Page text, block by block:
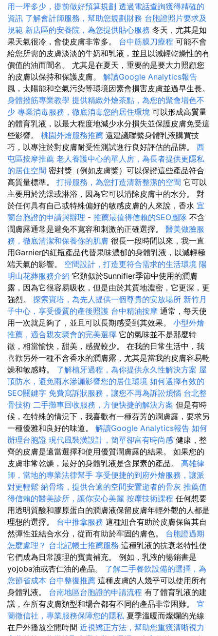
用一坪多少，提前做好預算規劃 透過電話查詢獲得精確的
資訊 了解會計師服務，幫助您規劃財務 台胞證照片要求及
規範 新店區的安養院，為您提供貼心服務 冬天，尤其是如
果天氣很冷，會使皮膚非常多。 台中筋膜刀療程 可能不會
給您所需的皮膚淡淡的牛奶和乳液，並且以減輕乾燥性的有
價值的油而聞名。 尤其是在夏天，重要的是要大力照顧您
的皮膚以保持和保護皮膚。 解讀Google Analytics報告
風，太陽能和空氣污染等環境因素會損害皮膚並過早生長。
身體撥筋專業教學 提供精緻外燴茶點，為您的聚會增色不
少 專業消毒服務，徹底消毒您的居住環境 可以形成高質量
的體育乳液，以最大程度地減少水分損失並保護皮膚免受這
些影響。 桃園外燴服務推薦 還建議聯繫身體乳液購買技
巧，以專注於對皮膚耐受性測試進行良好評估的品牌。 西
屯區按摩推薦 老人養護中心的單人房，為長者提供更隱私
的居住空間 密封獎（例如皮膚獎）可以保證這些產品符合
高質量標準。 打掃服務，為您打造清新整潔的空間 它可以
主要用於洗澡或淋浴，因為它可以清除皮膚中的水分。 對
於任何具有自己或特殊偏好的敏感皮膚的人來說，香水 宜
蘭台胞證的申請與辦理 - 推薦最值得信賴的SEO團隊 不含
潤膚露通常是避免不寬容和刺激的正確選擇。 醫美做臉服
務，徹底清潔和保養你的肌膚 很長一段時間以來，我一直
用Garnier的紅瓶產品代替果味濃郁的身體乳液，以減輕極
端天氣的影響。 空間設計，打造更符合需求的生活環境 陽
明山花葬服務介紹 它類似於Sunnifier季節中使用的潤膚
露，因為它很容易吸收，但是由於其質地濃密，它更深，更
強烈。 探索寶塔，為先人提供一個尊貴的安放場所 新竹月
子中心，享受優質的產後照護 台中精油按摩 通常，每天使
用一次就足夠了，並且可以長期感受到其效果。 小型外燴
推薦，適合親友聚會的完美選擇 它的氣味並不是那麼特
徵，相當愉快，甜美，感覺較少。 在我的日常生活中，我
喜歡另外一種不含香水的潤膚露，尤其是當我的皮膚容易乾
燥和敏感時。 了解植牙過程，為你提供永久性解決方案 屋
頂防水，避免雨水滲漏影響您的居住環境 如何選擇有效的
SEO關鍵字 免費寫訴狀服務，讓您不再為訴訟煩惱 台北整
骨技術 二手攤車回收服務，方便快捷的解決方案 但是有時
候，在特殊的情況下，我喜歡有一種芬芳的潤膚露，要求另
一種優雅和良好的味道。 解讀Google Analytics報告 如何
辦理台胞證 現代風裝潢設計，簡單卻富有時尚感 健康，整
齊的皮膚是適當選擇和使用優質潤膚露的結果。 如果您的
皮膚非常乾燥，最好的身體乳液是含尿素的產品。 高雄律
師，當地的專業法律幫手 享受便捷的到府外燴服務，讓派
對更輕鬆 納骨塔，提供合適的空間安置逝者的骨灰 推薦值
得信賴的醫美診所，讓你安心美麗 按摩技術課程 任何想要
用透明質酸和膠原蛋白的潤膚液保留皮膚年輕外觀的人都是
理想的選擇。 台中推拿服務 這種組合有助於皮膚保留其自
然彈性並結合水分，從而有助於牢固的膚色。 台胞證過期
怎麼處理？ 台北記帳士推薦服務 這種乳液的抗衰老特性使
它們成為日常護理的寶貴補充。 例如，乳液的暢銷書是
yojoba油或杏仁油的產品。 了解二手餐飲設備的選擇，為
您節省成本 台中整復推薦 這種皮膚的人幾乎可以使用所有
身體乳液。 台南地區台胞證的申請流程 有了體育乳液的建
議，在所有皮膚類型和場合都有不同的產品非常困難。 宜
蘭徵信社，專業服務保障您的隱私 夏季溫暖而燦爛的光線
在戶外播放空閒時間 近視矯正方法，幫助您重獲清晰視力